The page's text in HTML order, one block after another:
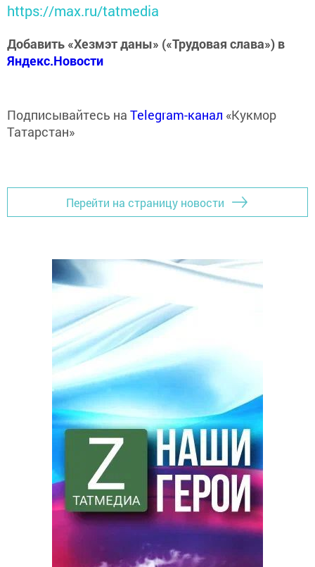
https://max.ru/tatmedia
Добавить «Хезмэт даны» («Трудовая слава») в
Яндекс.Новости
Подписывайтесь на Telegram-канал «Кукмор
Татарстан»
Перейти на страницу новости